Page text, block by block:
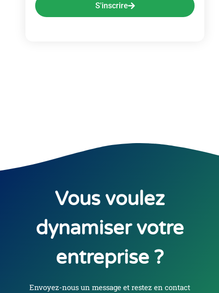
S'inscrire
Vous voulez
dynamiser votre
entreprise ?
Envoyez-nous un message et restez en contact